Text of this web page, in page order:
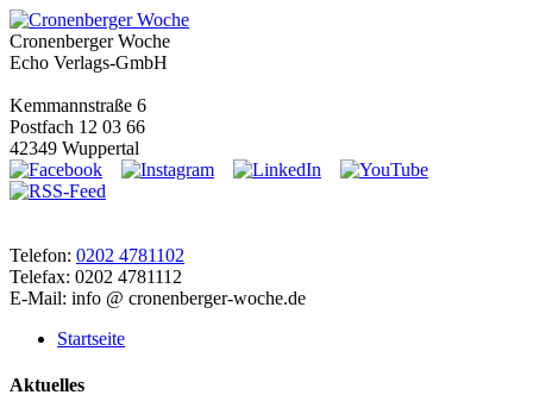
Cronenberger Woche
Echo Verlags-GmbH
Kemmannstraße 6
Postfach 12 03 66
42349 Wuppertal
Telefon: 0202 4781102
Telefax: 0202 4781112
E-Mail: info @ cronenberger-woche.de
Startseite
Aktuelles